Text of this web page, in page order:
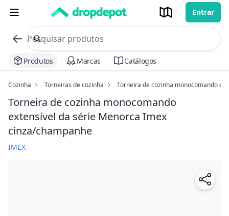
Entrar
commerce search no header
Procurar
Produtos Marcas Catálogos
Cozinha Torneiras de cozinha Torneira de cozinha monocomando
Torneira de cozinha monocomando
extensível da série Menorca Imex
cinza/champanhe
IMEX